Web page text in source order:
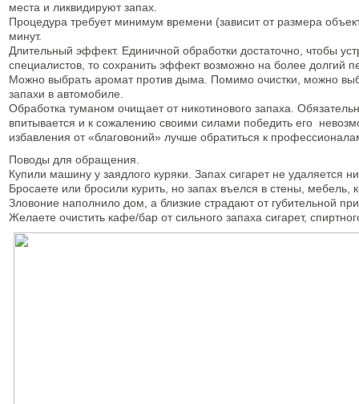
места и ликвидируют запах.
Процедура требует минимум времени (зависит от размера
минут.
Длительный эффект. Единичной обработки достаточно, чтобы
специалистов, то сохранить эффект возможно на более долгий
Можно выбрать аромат против дыма. Помимо очистки, можно
запахи в автомобиле.
Обработка туманом очищает от никотинового запаха.
впитывается и к сожалению своими силами победить его
избавления от «благовоний» лучше обратиться к
Поводы для обращения.
Купили машину у заядлого куряки. Запах сигарет не удаляется
Бросаете или бросили курить, но запах въелся в стены, мебель,
Зловоние наполнило дом, а близкие страдают от губительной
Желаете очистить кафе/бар от сильного запаха сигарет,